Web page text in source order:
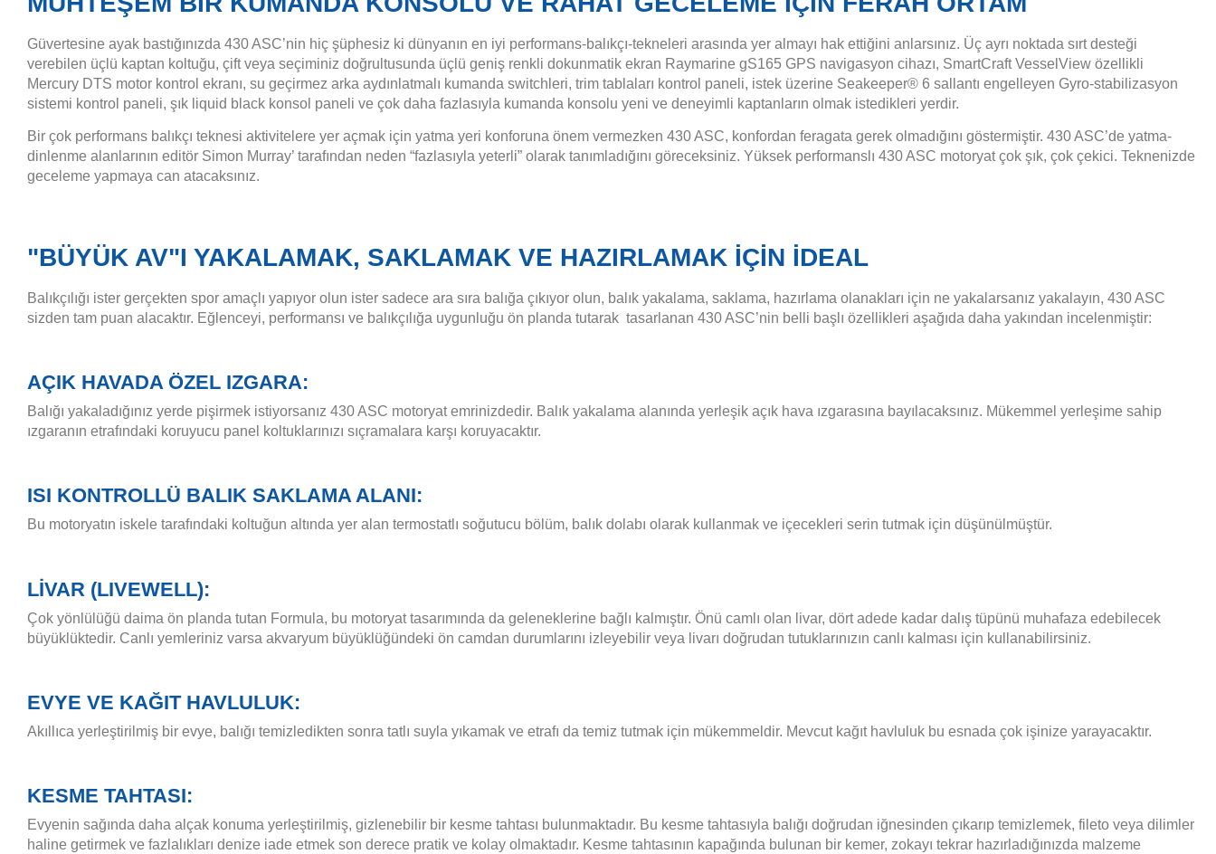
Güvertesine ayak bastığınızda 430 ASC’nin hiç şüphesiz ki dünyanın en iyi performans-balıkçı-tekneleri arasında yer almayı hak ettiğini anlarsınız. Üç ayrı noktada sırt desteği
verebilen üçlü kaptan koltuğu, çift veya seçiminiz doğrultusunda üçlü geniş renkli dokunmatik ekran Raymarine gS165 GPS navigasyon cihazı, SmartCraft VesselView özellikli
Mercury DTS motor kontrol ekranı, su geçirmez arka aydınlatmalı kumanda switchleri, trim tablaları kontrol paneli, istek üzerine Seakeeper® 6 sallantı engelleyen Gyro-stabilizasyon
sistemi kontrol paneli, şık liquid black konsol paneli ve çok daha fazlasıyla kumanda konsolu yeni ve deneyimli kaptanların olmak istedikleri yerdir.
Bir çok performans balıkçı teknesi aktivitelere yer açmak için yatma yeri konforuna önem vermezken 430 ASC, konfordan feragata gerek olmadığını göstermiştir. 430 ASC’de yatma-
dinlenme alanlarının editör Simon Murray’ tarafından neden “fazlasıyla yeterli” olarak tanımladığını göreceksiniz. Yüksek performanslı 430 ASC motoryat çok şık, çok çekici. Teknenizde
geceleme yapmaya can atacaksınız.
"BÜYÜK AV"I YAKALAMAK, SAKLAMAK VE HAZIRLAMAK İÇİN İDEAL
Balıkçılığı ister gerçekten spor amaçlı yapıyor olun ister sadece ara sıra balığa çıkıyor olun, balık yakalama, saklama, hazırlama olanakları için ne yakalarsanız yakalayın, 430 ASC
sizden tam puan alacaktır. Eğlenceyi, performansı ve balıkçılığa uygunluğu ön planda tutarak tasarlanan 430 ASC’nin belli başlı özellikleri aşağıda daha yakından incelenmiştir:
AÇIK HAVADA ÖZEL IZGARA:
Balığı yakaladığınız yerde pişirmek istiyorsanız 430 ASC motoryat emrinizdedir. Balık yakalama alanında yerleşik açık hava ızgarasına bayılacaksınız. Mükemmel yerleşime sahip
ızgaranın etrafındaki koruyucu panel koltuklarınızı sıçramalara karşı koruyacaktır.
ISI KONTROLLÜ BALIK SAKLAMA ALANI:
Bu motoryatın iskele tarafındaki koltuğun altında yer alan termostatlı soğutucu bölüm, balık dolabı olarak kullanmak ve içecekleri serin tutmak için düşünülmüştür.
LİVAR (LIVEWELL):
Çok yönlülüğü daima ön planda tutan Formula, bu motoryat tasarımında da geleneklerine bağlı kalmıştır. Önü camlı olan livar, dört adede kadar dalış tüpünü muhafaza edebilecek
büyüklüktedir. Canlı yemleriniz varsa akvaryum büyüklüğündeki ön camdan durumlarını izleyebilir veya livarı doğrudan tutuklarınızın canlı kalması için kullanabilirsiniz.
EVYE VE KAĞIT HAVLULUK:
Akıllıca yerleştirilmiş bir evye, balığı temizledikten sonra tatlı suyla yıkamak ve etrafı da temiz tutmak için mükemmeldir. Mevcut kağıt havluluk bu esnada çok işinize yarayacaktır.
KESME TAHTASI:
Evyenin sağında daha alçak konuma yerleştirilmiş, gizlenebilir bir kesme tahtası bulunmaktadır. Bu kesme tahtasıyla balığı doğrudan iğnesinden çıkarıp temizlemek, fileto veya dilimler
haline getirmek ve fazlalıkları denize iade etmek son derece pratik ve kolay olmaktadır. Kesme tahtasının kapağında bulunan bir kemer, zokayı tekrar hazırladığınızda malzeme